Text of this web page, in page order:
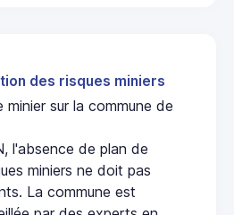
des risques miniers
minier sur la commune de
l'absence de plan de
miniers ne doit pas
La commune est